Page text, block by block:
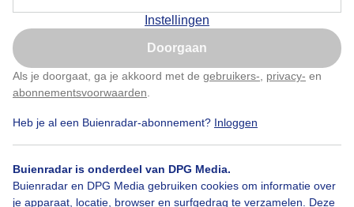
Instellingen
Doorgaan
Als je doorgaat, ga je akkoord met de gebruikers- privacy- en
abonnementsvoorwaarden
Heb je al een Buienradar-abonnement? Inloggen
Buienradar is onderdeel van DPG Media.
Buienradar en DPG Media gebruiken cookies om informatie over
je apparaat, locatie, browser en surfgedrag te verzamelen. Deze
Door: Ton Wesselius
Bekijk slideshow
Nu niet, misschien later
Klik hierom dit aan te passen